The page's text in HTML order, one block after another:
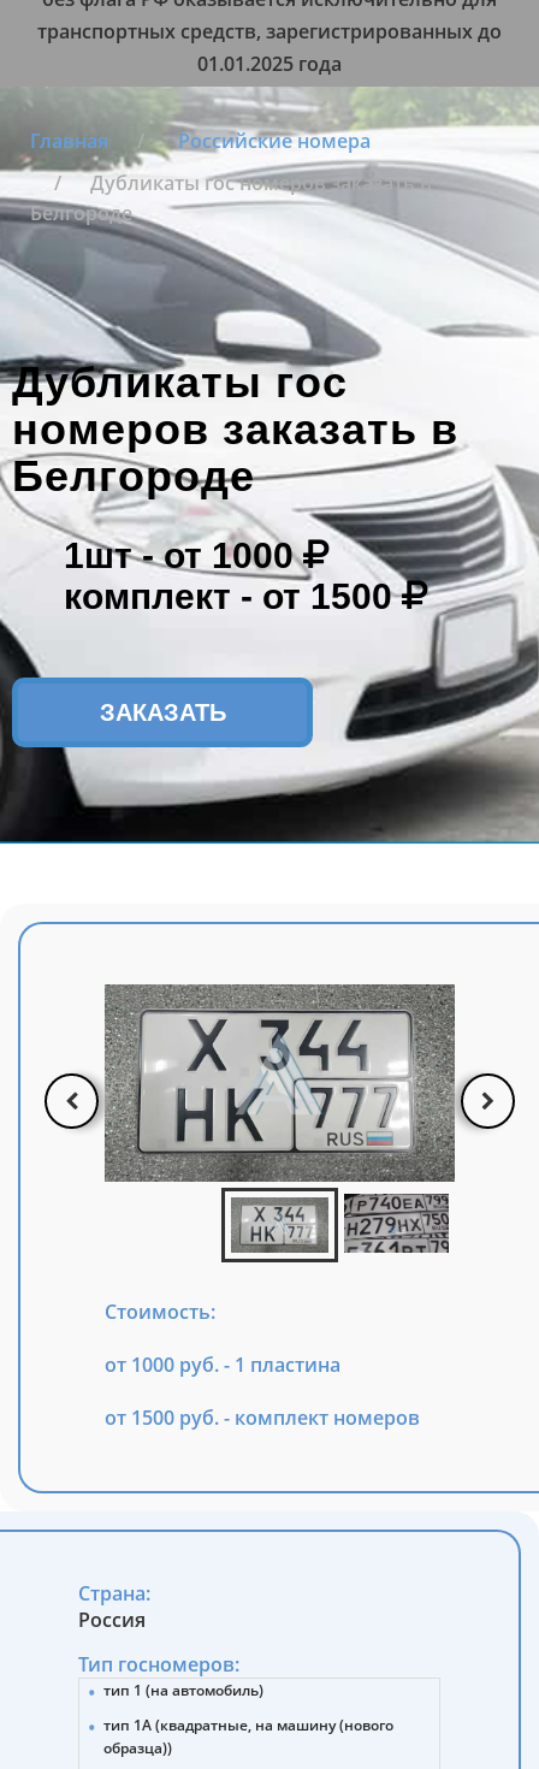
транспортных средств, зарегистрированных до
01.01.2025 года
Главная
Российские номера
Дубликаты гос номеров заказать в
Белгороде
Дубликаты гос
номеров заказать в
Белгороде
1шт -от 1000
комплект - от 1500
ЗАКАЗАТЬ
Стоимость:
от 1000 руб. - 1 пластина
от 1500 руб. - комплект номеров
Страна:
Россия
Тип госномеров:
тип 1 (на автомобиль)
тип 1А (квадратные, на машину (нового
образца))